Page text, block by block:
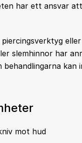
har ett ansvar
slemhinnor har
kan
mot hud